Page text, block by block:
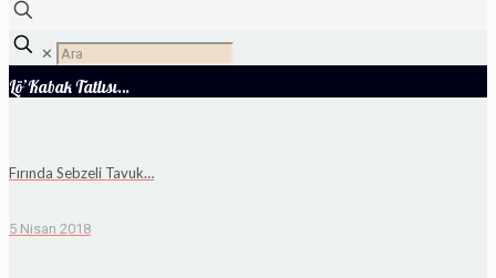
✕
Lö’Kabak Tatlısı…
Fırında Sebzeli Tavuk…
5 Nisan 2018